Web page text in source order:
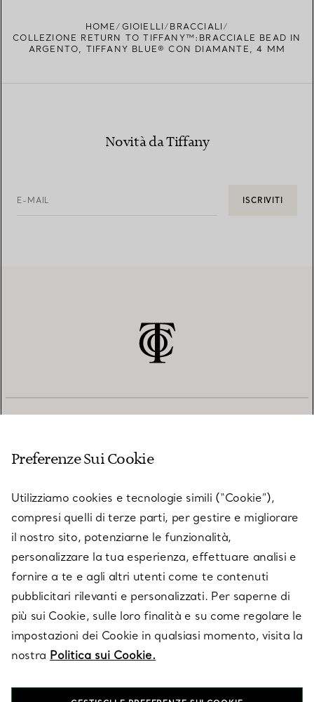
HOME GIOIELLI
BRACCIALI
COLLEZIONE RETURN TO TIFFANY™:BRACCIALE BEAD IN
ARGENTO, TIFFANY BLUE® CON DIAMANTE, 4 MM
Novità da Tiffany
E-MAIL ISCRIVITI
SU TIFFANY & CO.
LEGALE
SEGUICI
Preferenze Sui Cookie
Utilizziamo cookies e tecnologie simili (“Cookie”),
compresi quelli di terze parti, per gestire e migliorare
il nostro sito, potenziarne le funzionalità,
personalizzare la tua esperienza, effettuare analisi e
fornire a te e agli altri utenti come te contenuti
pubblicitari rilevanti e personalizzati. Per saperne di
più sui Cookie, sulle loro finalità e su come regolare le
impostazioni dei Cookie in qualsiasi momento, visita la
nostra Politica sui Cookie.